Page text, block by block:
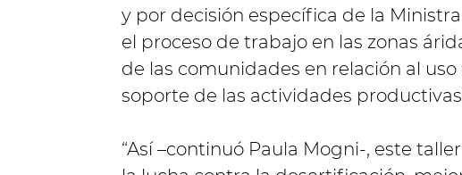
y por decisión específica de la
el proceso de trabajo en las zonas
de las comunidades en relación al
soporte de las actividades
“Así –continuó Paula Mogni-, este